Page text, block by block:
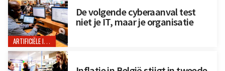
ARTIFICIËLE INTELLIGENTIE
De volgende cyberaanval test
niet je IT, maar je organisatie